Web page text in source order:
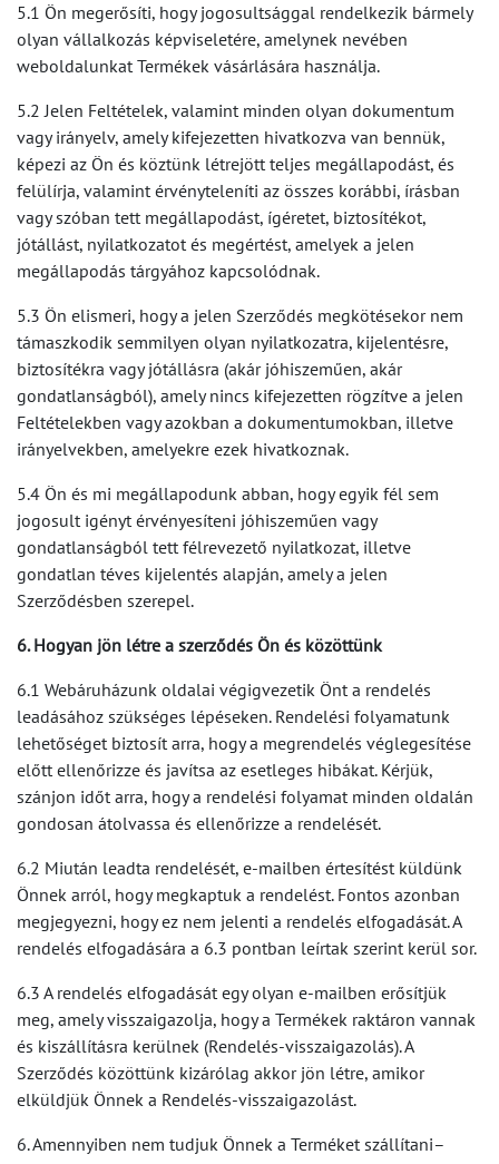
5.1 Ön megerősíti, hogy jogosultsággal rendelkezik bármely
olyan vállalkozás képviseletére, amelynek nevében
weboldalunkat Termékek vásárlására használja.
5.2 Jelen Feltételek, valamint minden olyan dokumentum
vagy irányelv, amely kifejezetten hivatkozva van bennük,
képezi az Ön és köztünk létrejött teljes megállapodást, és
felülírja, valamint érvényteleníti az összes korábbi, írásban
vagy szóban tett megállapodást, ígéretet, biztosítékot,
jótállást, nyilatkozatot és megértést, amelyek a jelen
megállapodás tárgyához kapcsolódnak.
5.3 Ön elismeri, hogy a jelen Szerződés megkötésekor nem
támaszkodik semmilyen olyan nyilatkozatra, kijelentésre,
biztosítékra vagy jótállásra (akár jóhiszeműen, akár
gondatlanságból), amely nincs kifejezetten rögzítve a jelen
Feltételekben vagy azokban a dokumentumokban, illetve
irányelvekben, amelyekre ezek hivatkoznak.
5.4 Ön és mi megállapodunk abban, hogy egyik fél sem
jogosult igényt érvényesíteni jóhiszeműen vagy
gondatlanságból tett félrevezető nyilatkozat, illetve
gondatlan téves kijelentés alapján, amely a jelen
Szerződésben szerepel.
6. Hogyan jön létre a szerződés Ön és közöttünk
6.1 Webáruházunk oldalai végigvezetik Önt a rendelés
leadásához szükséges lépéseken. Rendelési folyamatunk
lehetőséget biztosít arra, hogy a megrendelés véglegesítése
előtt ellenőrizze és javítsa az esetleges hibákat. Kérjük,
szánjon időt arra, hogy a rendelési folyamat minden oldalán
gondosan átolvassa és ellenőrizze a rendelését.
6.2 Miután leadta rendelését, e-mailben értesítést küldünk
Önnek arról, hogy megkaptuk a rendelést. Fontos azonban
megjegyezni, hogy ez nem jelenti a rendelés elfogadását. A
rendelés elfogadására a 6.3 pontban leírtak szerint kerül sor.
6.3 A rendelés elfogadását egy olyan e-mailben erősítjük
meg, amely visszaigazolja, hogy a Termékek raktáron vannak
és kiszállításra kerülnek (Rendelés-visszaigazolás). A
Szerződés közöttünk kizárólag akkor jön létre, amikor
elküldjük Önnek a Rendelés-visszaigazolást.
6. Amennyiben nem tudjuk Önnek a Terméket szállítani–